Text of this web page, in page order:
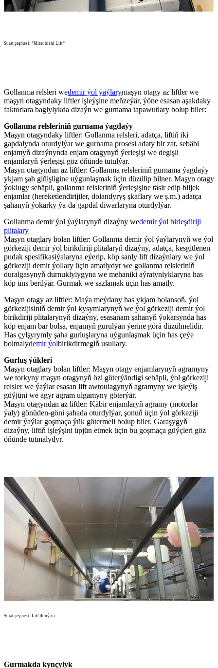
Surat çeşmesi: “Mitsubishi Lift”
Gollanma relsleri wedemir ýol ýaýlarymaşyn otagy az liftler we
maşyn otagyndaky liftler işleýşine meňzeýär, ýöne esasan aşakdaky
faktorlara baglylykda dizaýn we gurnama tapawutlary bolup biler:
Gollanma relsleriniň gurnama ýagdaýy
Maşyn otagyndaky liftler: Gollanma relsleri, adatça, liftiň iki
gapdalynda oturdylýar we gurnama prosesi adaty bir zat, sebäbi
enjamyň dizaýnynda enjam otagynyň ýerleşişi we degişli
enjamlaryň ýerleşişi göz öňünde tutulýar.
Maşyn otagyndan az liftler: Gollanma relsleriniň gurnama ýagdaýy
ykjam şah giňişligine uýgunlaşmak üçin düzülip bilner. Maşyn otagy
ýoklugy sebäpli, gollanma relsleriniň ýerleşişine täsir edip biljek
enjamlar (hereketlendirijiler, dolandyryş şkaflary we ş.m.) adatça
şahanyň ýokarky ýa-da gapdal diwarlaryna oturdylýar.
Gollanma demir ýol ýaýlarynyň dizaýny wedemir ýol birleşdiriji
plitalary
Maşyn otaglary bolan liftler: Gollanma demir ýol ýaýlarynyň we ýol
görkeziji demir ýol birikdiriji plitalaryň dizaýny, adatça, kesgitlenen
pudak spesifikasiýalaryna eýerip, köp sanly lift dizaýnlary we ýol
görkeziji demir ýollary üçin amatlydyr we gollanma relsleriniň
duralgasynyň durnuklylygyna we mehaniki aýratynlyklaryna has
köp üns berilýär. Gurmak we sazlamak üçin has amatly.
Maşyn otagy az liftler: Maýa meýdany has ykjam bolansoň, ýol
görkezijisiniň demir ýol kysymlarynyň we ýol görkeziji demir ýol
birikdiriji plitalarynyň dizaýny, esasanam şahanyň ýokarsynda has
köp enjam bar bolsa, enjamyň gurulýan ýerine görä düzülmelidir.
Has çylşyrymly şaha gurluşlaryna uýgunlaşmak üçin has çeýe
bolmalydemir ýolbirikdirmegiň usullary.
Gurluş ýükleri
Maşyn otaglary bolan liftler: Maşyn otagy enjamlarynyň agramyny
we torkyny maşyn otagynyň özi göterýändigi sebäpli, ýol görkeziji
relsler we ýaýlar esasan lift awtoulagynyň agramyny we işleýiş
güýjüni we agyr agram ulgamyny göterýär.
Maşyn otagyndan az liftler: Käbir enjamlaryň agramy (motorlar
ýaly) gönüden-göni şahada oturdylýar, şonuň üçin ýol görkeziji
demir ýaýlar goşmaça ýük götermeli bolup biler. Garaşygyň
dizaýny, liftiň işleýşini üpjün etmek üçin bu goşmaça güýçleri göz
öňünde tutmalydyr.
Surat çeşmesi: Lift dünýäsi
Gurmakda kynçylyk